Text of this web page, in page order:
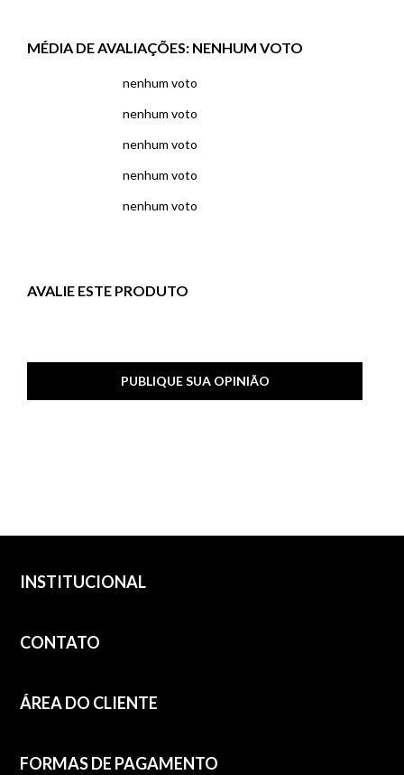
MÉDIA DE AVALIAÇÕES: NENHUM VOTO
nenhum voto
nenhum voto
nenhum voto
nenhum voto
nenhum voto
AVALIE ESTE PRODUTO
PUBLIQUE SUA OPINIÃO
INSTITUCIONAL
CONTATO
ÁREA DO CLIENTE
FORMAS DE PAGAMENTO